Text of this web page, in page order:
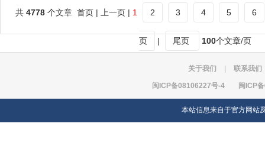
共 4778 个文章 首页 | 上一页 | 1 2 3 4 5 6
页 | 尾页 100个文章/页
关于我们 联系我们
闽ICP备08106227号-4 闽ICP
本站信息来自于官方网站